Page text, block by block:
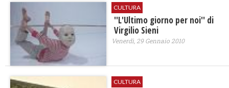
CULTURA
''L'Ultimo giorno per noi'' di
Virgilio Sieni
Venerdì, 29 Gennaio 2010
CULTURA